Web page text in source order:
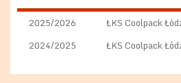
2025/2026 ŁKS Coolpack
2024/2025
ŁKS Coolpack